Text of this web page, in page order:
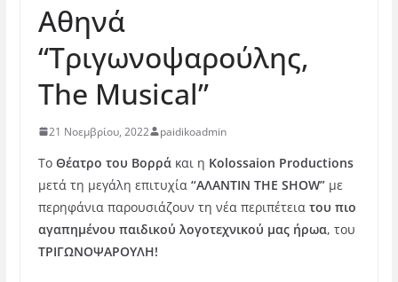
Αθηνά
“Τριγωνοψαρούλης,
The Musical”
21 Νοεμβρίου, 2022 paidikoadmin
ΤοΘέατρο του Βορρά και η Kolossaion Productions
μετά τη μεγάλη επιτυχία “ΑΛΑΝΤΙΝ THE SHOW” με
περηφάνια παρουσιάζουν τη νέα περιπέτεια του πιο
αγαπημένου παιδικού λογοτεχνικού μας ήρωα, του
ΤΡΙΓΩΝΟΨΑΡΟΥΛΗ!